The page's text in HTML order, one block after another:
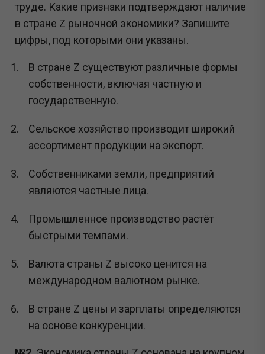
труде. Какие признаки подтверждают наличие
в стране Z рыночной экономики? Запишите
цифры, под которыми они указаны.
В стране Z существуют различные формы
собственности, включая частную и
государственную.
Сельское хозяйство производит широкий
ассортимент продукции на экспорт.
Собственниками земли, предприятий
являются частные лица.
Промышленное производство растёт
быстрыми темпами.
Валюта страны Z высоко ценится на
международном валютном рынке.
В стране Z цены и зарплаты определяются
на основе конкуренции.